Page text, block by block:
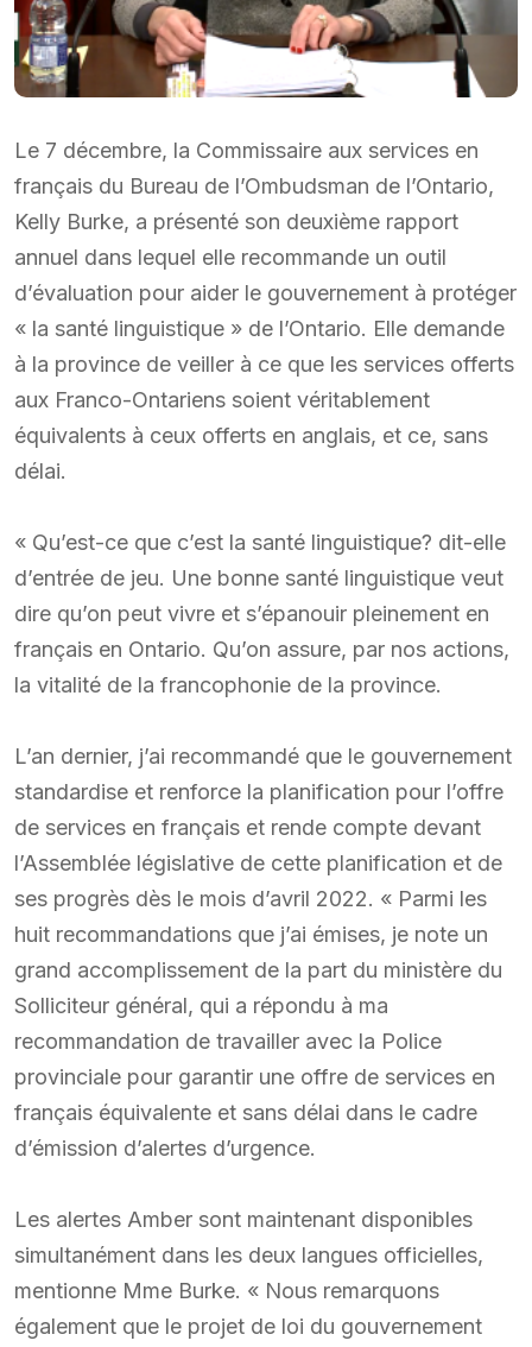
Le 7 décembre, la Commissaire aux services en
français du Bureau de l’Ombudsman de l’Ontario,
Kelly Burke, a présenté son deuxième rapport
annuel dans lequel elle recommande un outil
d’évaluation pour aider le gouvernement à protéger
« la santé linguistique » de l’Ontario. Elle demande
à la province de veiller à ce que les services offerts
aux Franco-Ontariens soient véritablement
équivalents à ceux offerts en anglais, et ce, sans
délai.
« Qu’est-ce que c’est la santé linguistique? dit-elle
d’entrée de jeu. Une bonne santé linguistique veut
dire qu’on peut vivre et s’épanouir pleinement en
français en Ontario. Qu’on assure, par nos actions,
la vitalité de la francophonie de la province.
L’an dernier, j’ai recommandé que le gouvernement
standardise et renforce la planification pour l’offre
de services en français et rende compte devant
l’Assemblée législative de cette planification et de
ses progrès dès le mois d’avril 2022. « Parmi les
huit recommandations que j’ai émises, je note un
grand accomplissement de la part du ministère du
Solliciteur général, qui a répondu à ma
recommandation de travailler avec la Police
provinciale pour garantir une offre de services en
français équivalente et sans délai dans le cadre
d’émission d’alertes d’urgence.
Les alertes Amber sont maintenant disponibles
simultanément dans les deux langues officielles,
mentionne Mme Burke. « Nous remarquons
également que le projet de loi du gouvernement